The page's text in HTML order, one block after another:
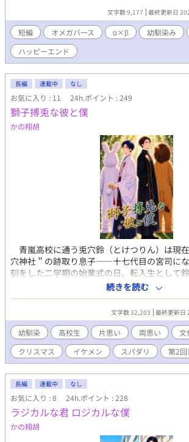
文字数 9,177 最終更新日
短編 オメガバース α×β 幼馴染み
ハッピーエンド
長編 連載中 なし
お気に入り : 11 24h.ポイント : 249
獅子搏兎な彼と僕
かの翔胡
青嵐高校に通う兎穴鈴（とけつりん）は現
穴神社＂の跡取り息子——十七代目の宮司に
刻をした二学期の始業式の日。転入生として
獅子原聖（ししはらせい）。 聖は鈴の幼馴
テル教会＂の跡取り息子。十年ぶりの再会を
き締める。 十年前の幼かった日。鈴は聖に
ていた。そして十年ぶりの再会。聖は鈴の事
も聖を好きだという自分の気持ちを知る。
学旅行、クリスマス。そして受験。高校生活
両思いに変わっていく。だけど簡単には進まな
と聖が＂好き＂を越える＂愛＂を手に入れる
子搏兎（ししはくと）……ライオンは小さな
でも全力を尽くす事から、何事にも手を抜かず
例え。 # 全30話。 # 表紙絵・挿絵はAI生成で
カップ参加中！ 応援・投票お願いします！ #
感想、お願いします！ 励みになります！ # 「
カルな僕」もよろしくお願いします。
続きを読む
文字数 32,203 最終更新日
幼馴染 高校生 片思い 両思い 文
クリスマス
イケメン スパダリ 第2
長編 連載中 なし
お気に入り : 8 24h.ポイント : 228
ラジカルな君 ロジカルな僕
かの翔胡